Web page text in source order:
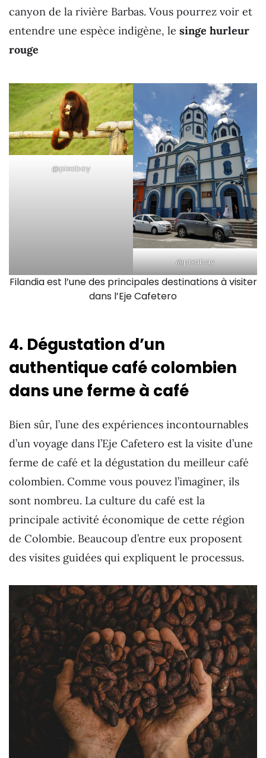
canyon de la rivière Barbas. Vous pourrez voir et
entendre une espèce indigène, le singe hurleur
rouge
@pixabay
@pixabay
Filandia est l’une des principales destinations à visiter
dans l’Eje Cafetero
4. Dégustation d’un
authentique café colombien
dans une ferme à café
Bien sûr, l’une des expériences incontournables
d’un voyage dans l’Eje Cafetero est la visite d’une
ferme de café et la dégustation du meilleur café
colombien. Comme vous pouvez l’imaginer, ils
sont nombreu. La culture du café est la
principale activité économique de cette région
de Colombie. Beaucoup d’entre eux proposent
des visites guidées qui expliquent le processus.